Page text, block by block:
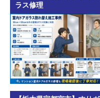
ラス修理